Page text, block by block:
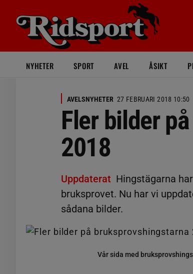
NYHETER SPORT AVEL ÅSIKT
AVELSNYHETER 27 FEBRUARI 2018 10:50
Fler bilder
2018
Uppdaterat Hingstägarna
bruksprovet. Nu har vi
sådana bilder.
Vår sida med